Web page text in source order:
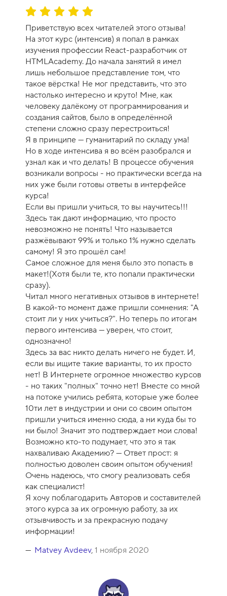
О
ц
е
н
к
а
к
у
р
с
а
-
1
0
Приветствую всех читателей этого отзыва!
На этот курс (интенсив) я попал в рамках
изучения профессии React-разработчик от
HTMLAcademy. До начала занятий я имел
лишь небольшое представление том, что
такое вёрстка! Не мог представить, что это
настолько интересно и круто! Мне, как
человеку далёкому от программирования и
создания сайтов, было в определённой
степени сложно сразу перестроиться!
Я в принципе — гуманитарий по складу ума!
Но в ходе интенсива я во всём разобрался и
узнал как и что делать! В процессе обучения
возникали вопросы - но практически всегда на
них уже были готовы ответы в интерфейсе
курса!
Если вы пришли учиться, то вы научитесь!!!
Здесь так дают информацию, что просто
невозможно не понять! Что называется
разжёвывают 99% и только 1% нужно сделать
самому! Я это прошёл сам!
Самое сложное для меня было это попасть в
макет!(Хотя были те, кто попали практически
сразу).
Читал много негативных отзывов в интернете!
В какой-то момент даже пришли сомнения: "А
стоит ли у них учиться?". Но теперь по итогам
первого интенсива — уверен, что стоит,
однозначно!
Здесь за вас никто делать ничего не будет. И,
если вы ищите такие варианты, то их просто
нет! В Интернете огромное множество курсов
- но таких "полных" точно нет! Вместе со мной
на потоке учились ребята, которые уже более
10ти лет в индустрии и они со своим опытом
пришли учиться именно сюда, а ни куда бы то
ни было! Значит это подтверждает мои слова!
Возможно кто-то подумает, что это я так
нахваливаю Академию? — Ответ прост: я
полностью доволен своим опытом обучения!
Очень надеюсь, что смогу реализовать себя
как специалист!
Я хочу поблагодарить Авторов и составителей
этого курса за их огромную работу, за их
отзывчивость и за прекрасную подачу
информации!
Matvey Avdeev, 1 ноября 2020